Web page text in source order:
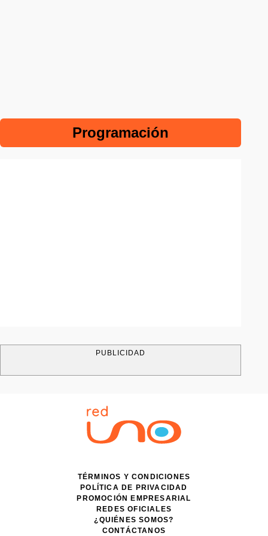
Programación
PUBLICIDAD
TÉRMINOS Y CONDICIONES
POLÍTICA DE PRIVACIDAD
PROMOCIÓN EMPRESARIAL
REDES OFICIALES
¿QUIÉNES SOMOS?
CONTÁCTANOS